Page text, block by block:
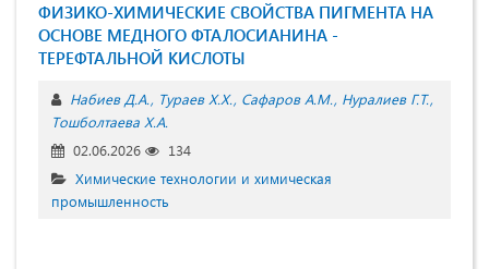
ФИЗИКО-ХИМИЧЕСКИЕ СВОЙСТВА ПИГМЕНТА НА
ОСНОВЕ МЕДНОГО ФТАЛОСИАНИНА -
ТЕРЕФТАЛЬНОЙ КИСЛОТЫ
Набиев Д.А. Tураев X.X. Сафаров A.М. Нуралиев Г.Т.
Tошболтаевa X.А.
02.06.2026
134
Химические технологии и химическая
промышленность